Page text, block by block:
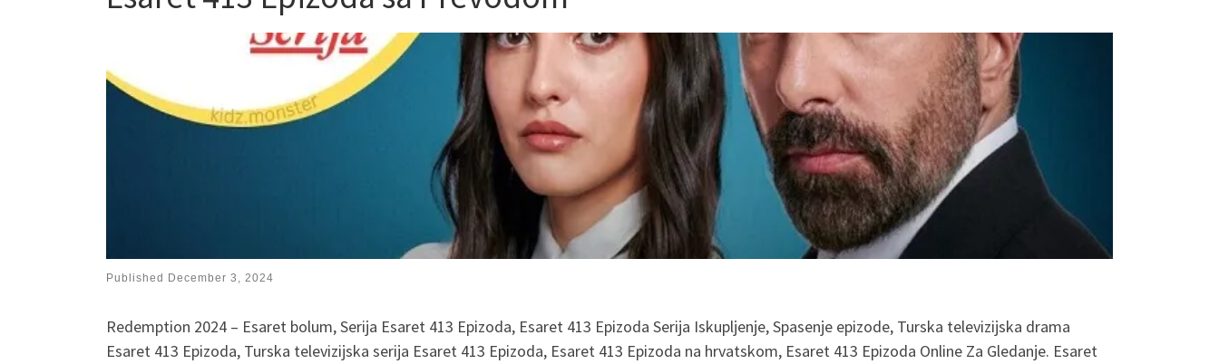
Published December 3, 2024
Redemption 2024 – Esaret bolum, Serija Esaret 413 Epizoda, Esaret 413 Epizoda Serija Iskupljenje, Spasenje epizode, Turska televizijska drama
Esaret 413 Epizoda, Turska televizijska serija Esaret 413 Epizoda, Esaret 413 Epizoda na hrvatskom, Esaret 413 Epizoda Online Za Gledanje. Esaret